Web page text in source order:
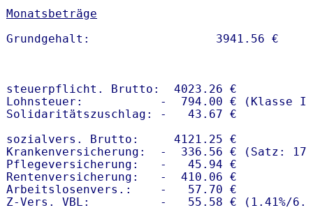
Monatsbeträge
steuerpflicht. Brutto:  4023.26 €
Lohnsteuer:           -  794.00 € (Klasse I)
Solidaritätszuschlag: -   43.67 €
sozialvers. Brutto:     4121.25 €
Krankenversicherung:  -  336.56 € (Satz:
Pflegeversicherung:   -   45.94 €
Rentenversicherung:   -  410.06 €
Arbeitslosenvers.:    -   57.70 €
Z-Vers. VBL:          -   55.58 € ( 1.41%/